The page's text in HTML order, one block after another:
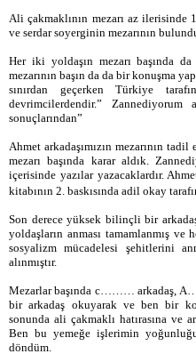
Ali çakmaklının mezarı az
ve serdar soyerginin mezarının
Her iki yoldaşın mezarı başında
mezarının başın da da bir konuşma
sınırdan geçerken Türkiye
devrimcilerdendir.”
sonuçlarından”
Ahmet arkadaşımızın mezarının
mezarı başında karar aldık.
içerisinde yazılar yazacaklardır.
kitabının 2. baskısında adil okay
Son derece yüksek bilinçli bir
yoldaşların anması tamamlanmış
sosyalizm mücadelesi şehitlerini
alınmıştır.
Mezarlar başında c……… arkadaş,
bir arkadaş okuyarak ve ben bir
sonunda ali çakmaklı hatırasına ve
Ben bu yemeğe işlerimin
döndüm.